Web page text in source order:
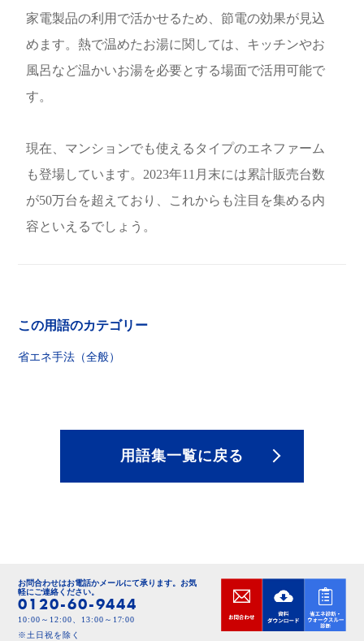
家電製品の利用で活かせるため、節電の効果が見込
めます。熱で温めたお湯に関しては、キッチンやお
風呂など温かいお湯を必要とする場面で活用可能で
す。
現在、マンションでも使えるタイプのエネファーム
も登場しています。2023年11月末には累計販売台数
が50万台を超えており、これからも注目を集める内
容といえるでしょう。
この用語のカテゴリー
省エネ手法（全般）
用語集一覧に戻る
お問合わせはお電話かメールにて承ります。 お気
軽にご連絡ください。
0120-60-9444
10:00～12:00、13:00～17:00
※土日祝を除く